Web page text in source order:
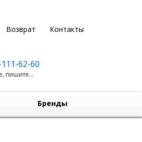
Возврат Контакты
62-60
пишите...
Бренды